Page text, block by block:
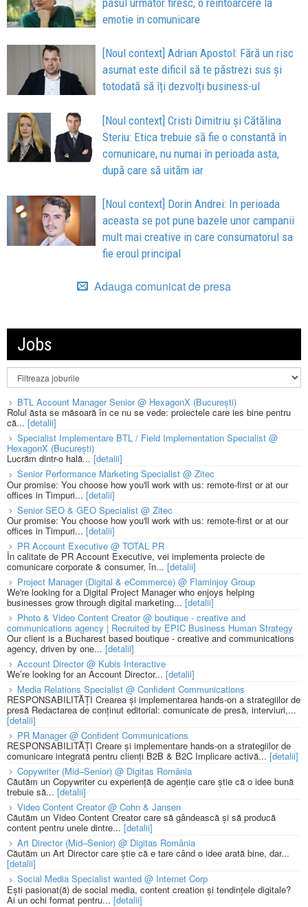
emotie in comunicare
[Noul context] Adrian Apostol: Fără un risc
asumat este dificil să te păstrezi sus și
totodată să îți dezvolți business-ul
[Noul context] Cristi Dimitriu și Cătălina
Steriu: Etica trebuie să fie o constantă în
comunicare, nu numai în perioada asta,
după care să uităm iar
[Noul context] Dorin Andrei: In perioada
aceasta se pot pune bazele unor campanii
mult mai creative in care consumatorul sa
fie eroul principal
Adauga comunicat de presa
Jobs
BTL Account Manager Senior @ HexagonX (București)
Rolul ăsta se măsoară în ce nu se vede: proiectele care ies bine pentru
că... [detalii]
Specialist Implementare BTL / Field Implementation Specialist @
HexagonX (București)
Lucrăm dintr-o hală... [detalii]
Senior Performance Marketing Specialist @ Zitec
Our promise: You choose how you'll work with us: remote-first or at our
offices in Timpuri... [detalii]
Senior SEO & GEO Specialist @ Zitec
Our promise: You choose how you'll work with us: remote-first or at our
offices in Timpuri... [detalii]
PR Account Executive @ TOTAL PR
În calitate de PR Account Executive, vei implementa proiecte de
comunicare corporate & consumer, în... [detalii]
Project Manager (Digital & eCommerce) @ Flaminjoy Group
We're looking for a Digital Project Manager who enjoys helping
businesses grow through digital marketing... [detalii]
Photo & Video Content Creator @ boutique - creative and
communications agency | Recruited by EPIC Business Human Strategy
Our client is a Bucharest based boutique - creative and communications
agency, driven by one... [detalii]
Account Director @ Kubis Interactive
We’re looking for an Account Director... [detalii]
Media Relations Specialist @ Confident Communications
RESPONSABILITĂȚI Crearea și implementarea hands-on a strategiilor de
presă Redactarea de conținut editorial: comunicate de presă, interviuri,...
[detalii]
PR Manager @ Confident Communications
RESPONSABILITĂȚI Creare și implementare hands-on a strategiilor de
comunicare integrată pentru clienți B2B & B2C Implicare activă... [detalii]
Copywriter (Mid–Senior) @ Digitas România
Căutăm un Copywriter cu experiență de agenție care știe că o idee bună
trebuie să... [detalii]
Video Content Creator @ Cohn & Jansen
Căutăm un Video Content Creator care să gândească și să producă
content pentru unele dintre... [detalii]
Art Director (Mid–Senior) @ Digitas România
Căutăm un Art Director care știe că e tare când o idee arată bine, dar...
[detalii]
Social Media Specialist wanted @ Internet Corp
Ești pasionat(ă) de social media, content creation și tendințele digitale?
Ai un ochi format pentru... [detalii]